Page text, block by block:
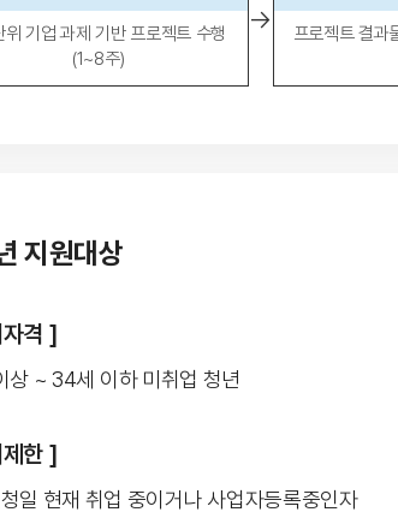
위 기업 과제 기반 프로젝트 수행
(1~8주)
→ 프로젝트 결과
지원대상
격 ]
상 ~ 34세 이하 미취업 청년
한 ]
일 현재 취업 중이거나 사업자등록중인자